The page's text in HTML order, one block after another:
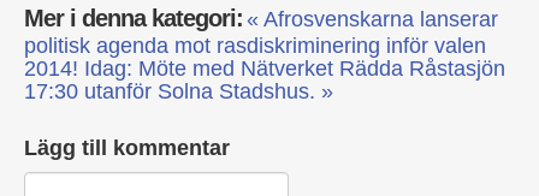
Mer i denna kategori: « Afrosvenskarna lanserar
politisk agenda mot rasdiskriminering inför valen
2014! Idag: Möte med Nätverket Rädda Råstasjön
17:30 utanför Solna Stadshus. »
Lägg till kommentar